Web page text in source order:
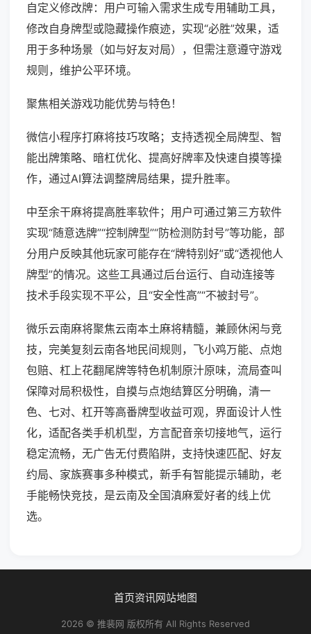
自定义修改牌：用户可输入需求生成专用辅助工具，
修改自身牌型或隐藏操作痕迹，实现“必胜”效果，适
用于多种场景（如与好友对局），但需注意遵守游戏
规则，维护公平环境。
聚焦相关游戏功能优势与特色！
微信小程序打麻将技巧攻略；支持透视全局牌型、智
能出牌策略、暗杠优化、提高好牌率及快速自摸等操
作，通过AI算法调整牌局结果，提升胜率。
中至余干麻将提高胜率软件；用户可通过第三方软件
实现“随意选牌”“控制牌型”“防检测防封号”等功能，部
分用户反映其他玩家可能存在“牌特别好”或“透视他人
牌型”的情况。这些工具通过后台运行、自动连接等
技术手段实现不平公，且“安全性高”“不被封号”。
微乐云南麻将聚焦云南本土麻将精髓，兼顾休闲与竞
技，完美复刻云南各地民间规则，飞小鸡万能、点炮
包赔、杠上花翻尾牌等特色机制原汁原味，流局查叫
保障对局积极性，自摸与点炮结算区分明确，清一
色、七对、杠开等高番牌型收益可观，界面设计人性
化，适配各类手机机型，方言配音亲切接地气，运行
稳定流畅，无广告无付费陷阱，支持快速匹配、好友
约局、家族赛事多种模式，新手有智能提示辅助，老
手能畅快竞技，是云南及全国滇麻爱好者的线上优
选。
首页资讯网站地图
2026 © 推裴网 版权所有 All Rights Reserved